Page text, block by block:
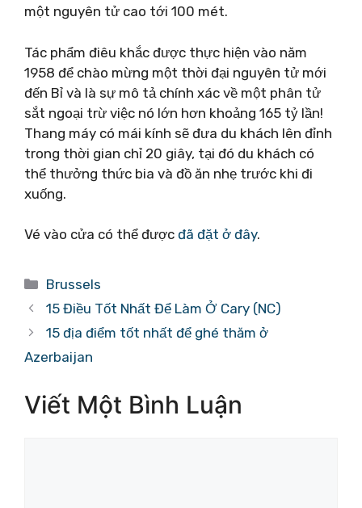
một nguyên tử cao tới 100 mét.
Tác phẩm điêu khắc được thực hiện vào năm
1958 để chào mừng một thời đại nguyên tử mới
đến Bỉ và là sự mô tả chính xác về một phân tử
sắt ngoại trừ việc nó lớn hơn khoảng 165 tỷ lần!
Thang máy có mái kính sẽ đưa du khách lên đỉnh
trong thời gian chỉ 20 giây, tại đó du khách có
thể thưởng thức bia và đồ ăn nhẹ trước khi đi
xuống.
Vé vào cửa có thể được đã đặt ở đây.
Danh
mục
Brussels
15 Điều Tốt Nhất Để Làm Ở Cary (NC)
15 địa điểm tốt nhất để ghé thăm ở
Azerbaijan
Viết Một Bình Luận